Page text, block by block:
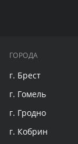
ГОРОДА
г. Брест
г. Гомель
г. Гродно
г. Кобрин